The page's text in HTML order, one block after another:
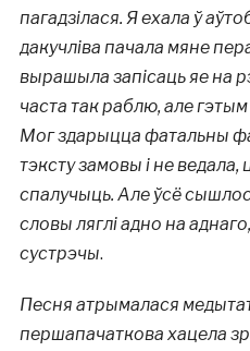
пагадзілася. Я ехала ў
дакучліва пачала мяне
вырашыла запісаць яе на
часта так раблю, але
Мог здарыцца фатальны
тэксту замовы і не ведала,
спалучыць. Але ўсё
словы ляглі адно на
сустрэчы.
Песня атрымалася
першапачаткова хацела